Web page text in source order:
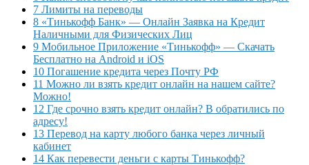
7 Лимиты на переводы
8 «Тинькофф Банк» — Онлайн Заявка на Кредит
Наличными для Физических Лиц
9 Мобильное Приложение «Тинькофф» — Скачать
Бесплатно на Android и iOS
10 Погашение кредита через Почту РФ
11 Можно ли взять кредит онлайн на нашем сайте?
Можно!
12 Где срочно взять кредит онлайн? В обратились по
адресу!
13 Перевод на карту любого банка через личный
кабинет
14 Как перевести деньги с карты Тинькофф?